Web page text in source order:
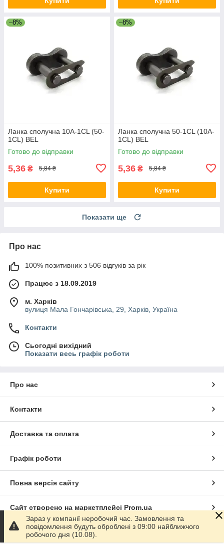
–8%
Ланка сполучна 10A-1CL (50-
1CL) BEL
Готово до відправки
5,36 ₴ 5,84 ₴
Купити
–8%
Ланка сполучна 50-1CL (10A-
1CL) BEL
Готово до відправки
5,36 ₴ 5,84 ₴
Купити
Показати ще
Про нас
100% позитивних з 506 відгуків за рік
Працює з 18.09.2019
м. Харків
вулиця Мала Гончарівська, 29, Харків, Україна
Контакти
Сьогодні вихідний
Показати весь графік роботи
Про нас
Контакти
Доставка та оплата
Графік роботи
Повна версія сайту
Сайт створено на маркетплейсі Prom.ua
Політика конфіденційності
Зараз у компанії неробочий час. Замовлення та
повідомлення будуть оброблені з 09:00 найближчого
робочого дня (10.08).